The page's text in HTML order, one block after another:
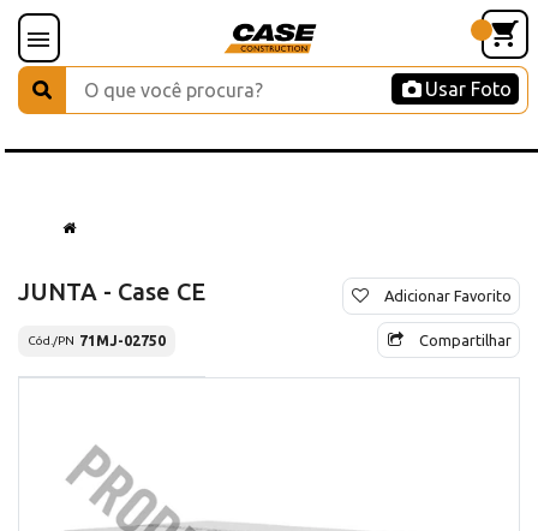
Usar Foto
JUNTA - Case CE
Cód./PN 71MJ-02750
Adicionar Favorito
Compartilhar